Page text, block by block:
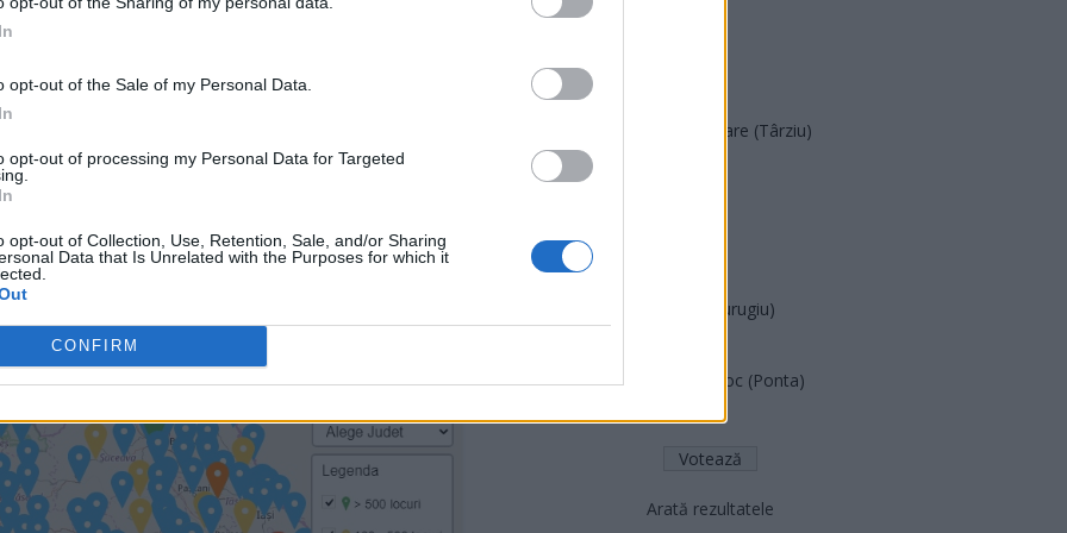
opt-out of the Sale of my Personal Data.
opt-out of processing my Personal Data for Targeted
opt-out of Collection, Use, Retention, Sale, and/or Sharing
Data that Is Unrelated with the Purposes for which it
CONFIRM
că pe platforma guvernamentală a fost deja
nu știe foarte bine ce se întâmplă pe site, din
va fi disponibilă această informație!
SOS (Șoșoacă)
PACE (Peia)
Acțiunea Conservatoare (Târziu)
PDF (Lazarus)
PNȚCD (Pavelescu)
PNCR (Terheș)
Partidul Patrioților (Surugiu)
România pe Primul Loc (Ponta)
Altul
Arată rezultatele